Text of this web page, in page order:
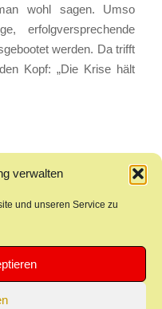
verwalten
und unseren Service zu
wohl sagen. Umso
erfolgversprechende
werden. Da trifft
Kopf: „Die Krise hält